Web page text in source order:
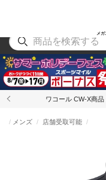
メ
アウ
ワコール CW-X商
メンズ 店舗受取可能